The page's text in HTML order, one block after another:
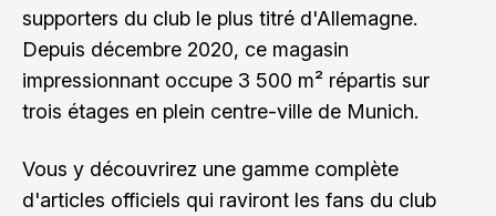
supporters du club le plus titré d'Allemagne.
Depuis décembre 2020, ce magasin
impressionnant occupe 3 500 m² répartis sur
trois étages en plein centre-ville de Munich.
Vous y découvrirez une gamme complète
d'articles officiels qui raviront les fans du club